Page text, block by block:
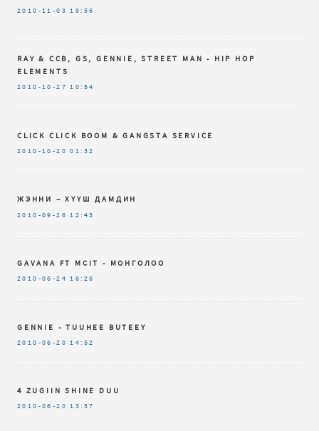
2010-11-03 19:56
RAY & CCB, GS, GENNIE, STREET MAN - HIP HOP
ELEMENTS
2010-10-27 10:54
CLICK CLICK BOOM & GANGSTA SERVICE
2010-10-20 01:32
ЖЭННИ – ХҮҮШ ДАМДИН
2010-09-26 12:43
GAVANA FT MCIT - МОНГОЛОО
2010-06-24 16:26
GENNIE - TUUHEE BUTEEY
2010-06-20 14:52
4 ZUGIIN SHINE DUU
2010-06-20 13:57